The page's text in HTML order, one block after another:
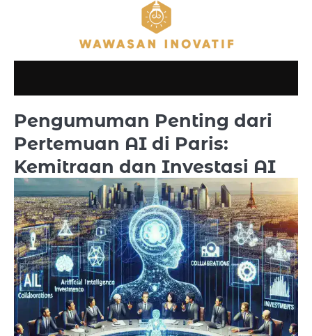
Pengumuman Penting dari
Pertemuan AI di Paris:
Kemitraan dan Investasi AI